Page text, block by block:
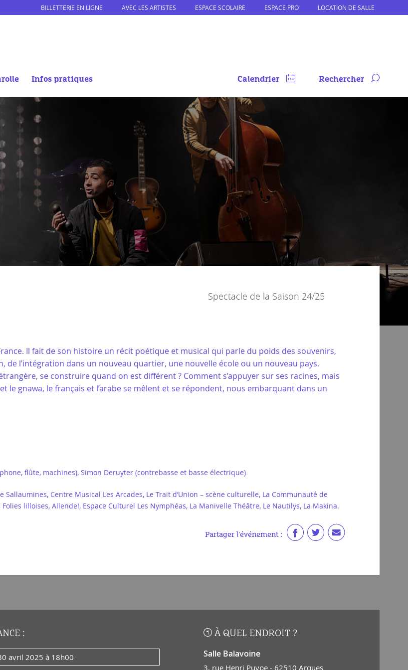
BILLETTERIE EN LIGNE AVEC LES ARTISTES ESPACE SCOLAIRE ESPACE PRO LOCATION DE SALLE
Infos pratiques Calendrier Rechercher
Spectacle de la Saison 24/25
Il fait de son histoire un récit poétique et musical qui parle du poids des souvenirs,
de l’intégration dans un nouveau quartier, une nouvelle école ou un nouveau pays.
se construire quand on est différent ? Comment s’appuyer sur ses racines, mais
le gnawa, le français et l’arabe se mêlent et se répondent, nous embarquant dans un
flûte, machines), Simon Deruyter (contrebasse et basse électrique)
Centre Musical Les Arcades, Le Trait d’Union – scène culturelle, La Communauté de
lilloises, Allende!, Espace Culturel Les Nymphéas, La Manivelle Théâtre, Le Nautilys, La Makina.
Partager l'événement :
:
30 avril 2025 à 18h00
À QUEL ENDROIT ?
Salle Balavoine
3, rue Henri Puype - 62510 Arques